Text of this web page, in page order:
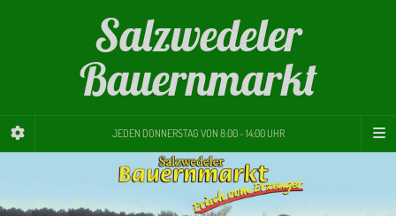
Salzwedeler
Bauernmarkt
JEDEN DONNERSTAG VON 8:00 - 14:00 UHR